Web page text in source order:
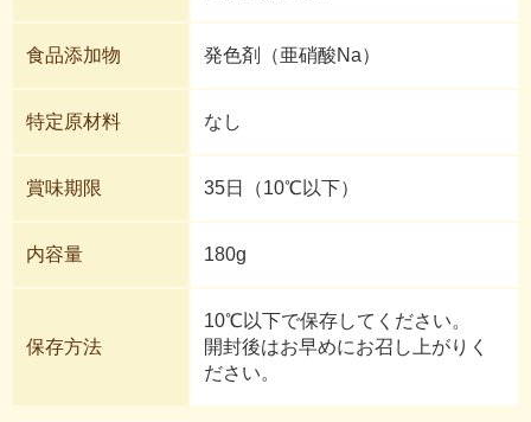
食品添加物 発色剤（亜硝酸Na）
特定原材料 なし
賞味期限 35日（10℃以下）
内容量 180g
保存方法
10℃以下で保存してください。
開封後はお早めにお召し上がりく
ださい。